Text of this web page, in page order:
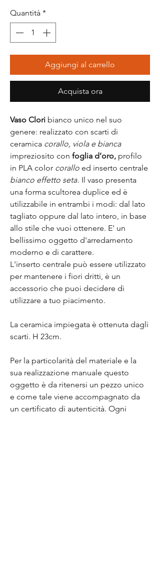
Quantità *
Aggiungi al carrello
Acquista ora
Vaso Clori bianco unico nel suo
genere: realizzato con scarti di
ceramica corallo, viola e bianca
impreziosito con foglia d’oro, profilo
in PLA color corallo ed inserto centrale
bianco effetto seta. Il vaso presenta
una forma scultorea duplice ed è
utilizzabile in entrambi i modi: dal lato
tagliato oppure dal lato intero, in base
allo stile che vuoi ottenere. E' un
bellissimo oggetto d'arredamento
moderno e di carattere.
L'inserto centrale può essere utilizzato
per mantenere i fiori dritti, è un
accessorio che puoi decidere di
utilizzare a tuo piacimento.
La ceramica impiegata è ottenuta dagli
scarti. H 23cm.
Per la particolarità del materiale e la
sua realizzazione manuale questo
oggetto è da ritenersi un pezzo unico
e come tale viene accompagnato da
un certificato di autenticità. Ogni